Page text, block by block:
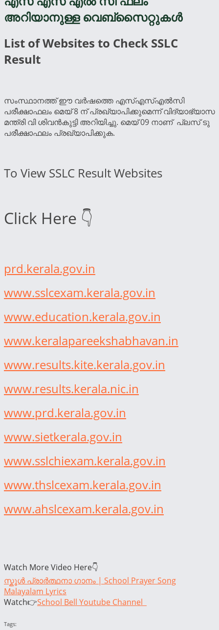
അറിയാനുള്ള വെബ്സൈറ്റുകൾ
List of Websites to Check SSLC
Result
സംസ്ഥാനത്ത് ഈ വർഷത്തെ എസ്എസ്എൽസി
പരീക്ഷാഫലം മെയ് 8 ന് പ്രഖ്യാപിക്കുമെന്ന് വിദ്യാഭ്യാസ
മന്ത്രി വി ശിവൻകുട്ടി അറിയിച്ചു. മെയ് 09 നാണ് പ്ലസ് ടു
പരീക്ഷാഫലം പ്രഖ്യാപിക്കുക.
To View SSLC Result Websites
Click Here 👇
prd.kerala.gov.in
www.sslcexam.kerala.gov.in
www.education.kerala.gov.in
www.keralapareekshabhavan.in
www.results.kite.kerala.gov.in
www.results.kerala.nic.in
www.prd.kerala.gov.in
www.sietkerala.gov.in
www.sslchiexam.kerala.gov.in
www.thslcexam.kerala.gov.in
www.ahslcexam.kerala.gov.in
Watch More Video Here👇
സ്കൂൾ പ്രാർത്ഥനാ ഗാനം | School Prayer Song
Malayalam Lyrics
Watch👉School Bell Youtube Channel
Tags: